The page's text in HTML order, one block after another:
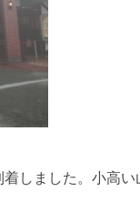
しました。小高